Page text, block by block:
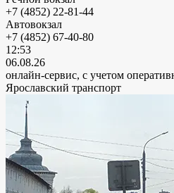
+7 (4852) 22-81-44
Автовокзал
+7 (4852) 67-40-80
12:53
06.08.26
онлайн-сервис, с учетом
Ярославский транспорт